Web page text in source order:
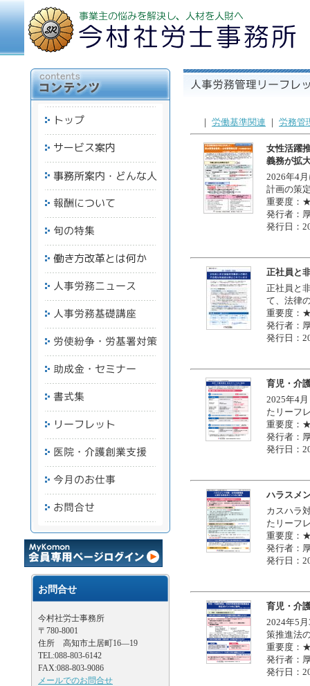
｜ 労働基準関連 ｜ 労務管
女性活躍
義務が拡
2026年4
計画の策
重要度
発行者：
発行日：
正社員と
正社員と
て、法律
重要度
発行者：
発行日：
育児・介
2025年4
たリーフ
重要度
発行者：
発行日：
ハラスメ
カスハラ
たリーフ
重要度
発行者：
発行日：
育児・介
2024年5
策推進法
重要度
発行者：
発行日：
お問合せ
今村社労士事務所
〒780-8001
住所 高知市土居町16―19
TEL:088-803-6142
FAX:088-803-9086
メールでのお問合せ